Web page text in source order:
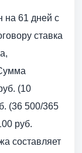
на 61 дней с
ставка
(10
(36 500/365
руб.
составляет